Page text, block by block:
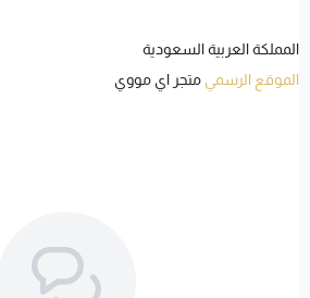
المملكة العربية السعودية
الموقع الرسمي متجر اي مووي